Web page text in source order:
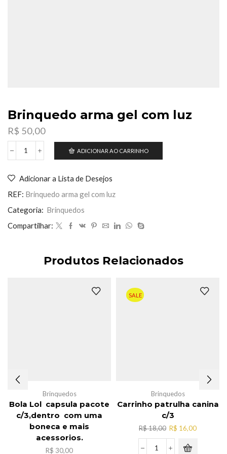
Brinquedo arma gel com luz
R$ 50,00
Brinquedo
com
luz
quantidade
ADICIONAR AO CARRINHO
Adicionar a Lista de Desejos
REF: Brinquedo arma gel com luz
Categoria: Brinquedos
Compartilhar:
Produtos Relacionados
Brinquedos
Bola Lol capsula pacote
c/3,dentro com uma
boneca e mais
acessorios.
R$ 30,00
SALE
Brinquedos
Carrinho patrulha canina
c/3
R$18,00 O
preço
original
R$ 16,00O
Carrinho